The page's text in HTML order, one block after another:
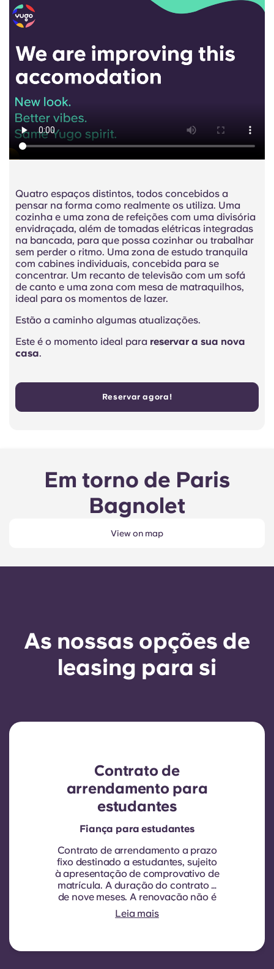
Quatro espaços distintos, todos concebidos a
pensar na forma como realmente os utiliza. Uma
cozinha e uma zona de refeições com uma divisória
envidraçada, além de tomadas elétricas integradas
na bancada, para que possa cozinhar ou trabalhar
sem perder o ritmo. Uma zona de estudo tranquila
com cabines individuais, concebida para se
concentrar. Um recanto de televisão com um sofá
de canto e uma zona com mesa de matraquilhos,
ideal para os momentos de lazer.
Estão a caminho algumas atualizações.
Este é o momento ideal para reservar a sua nova
casa.
Reservar agora!
Em torno de Paris
Bagnolet
View on map
As nossas opções de
leasing para si
Contrato de
arrendamento para
estudantes
Fiança para estudantes
Contrato de arrendamento a prazo
fixo destinado a estudantes, sujeito
à apresentação de comprovativo de
matrícula. A duração do contrato é
de nove meses. A renovação não é
automática, mas pode ser proposta
através de um novo contrato, sujeita
Leia mais